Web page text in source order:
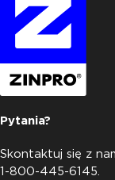
Pytania?
Skontaktuj się z
1-800-445-6145.